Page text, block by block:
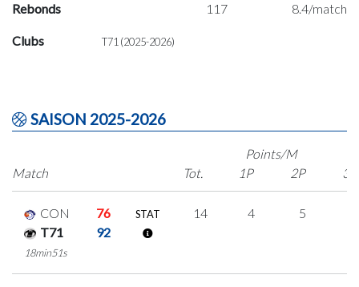
Rebonds
117 8.4/match
Clubs T71 (2025-2026)
SAISON 2025-2026
Match
Points/M
Tot.
1P 2P 3P
CON
76
T71
92
18min51s
STAT 14 4 5